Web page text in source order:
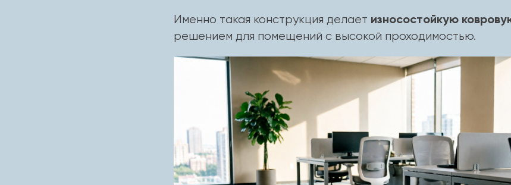
Именно такая конструкция делает износостойкую
решением для помещений с высокой проходимостью.